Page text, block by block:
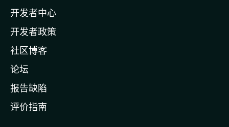
主
页
开发者中心
开发者政策
社区博客
论坛
报告缺陷
评价指南